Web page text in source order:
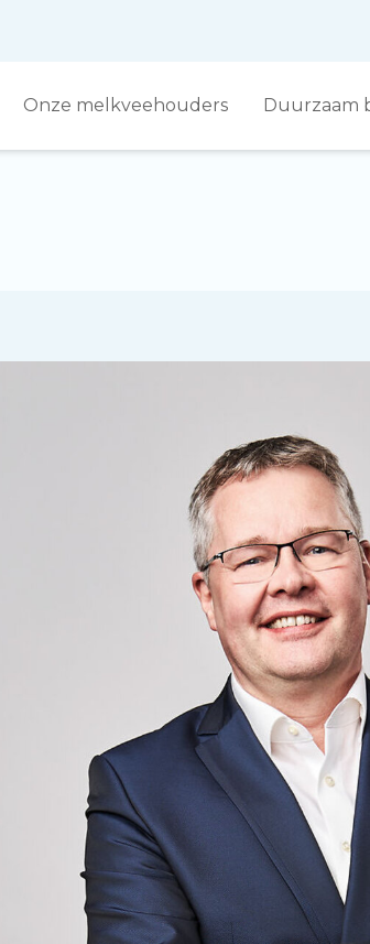
Onze melkveehouders Duurzaam